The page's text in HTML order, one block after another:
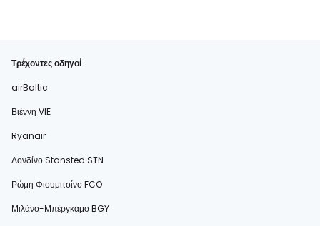
Τρέχοντες οδηγοί
airBaltic
Βιέννη VIE
Ryanair
Λονδίνο Stansted STN
Ρώμη Φιουμιτσίνο FCO
Μιλάνο-Μπέργκαμο BGY